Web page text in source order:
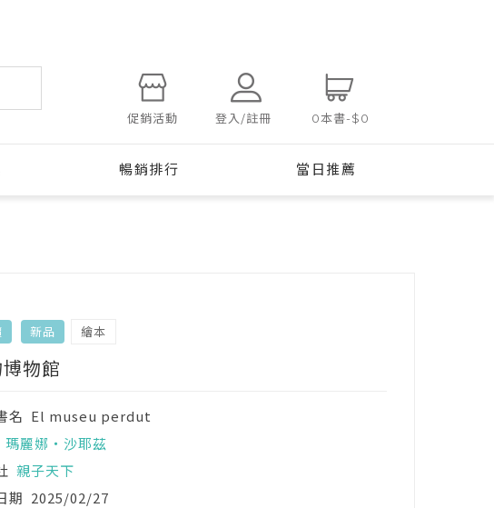
促銷活動 登入/註冊 0本書-$0
暢銷排行 當日推薦
新品 繪本
物館
名 El museu perdut
瑪麗娜‧沙耶茲
親子天下
期 2025/02/27